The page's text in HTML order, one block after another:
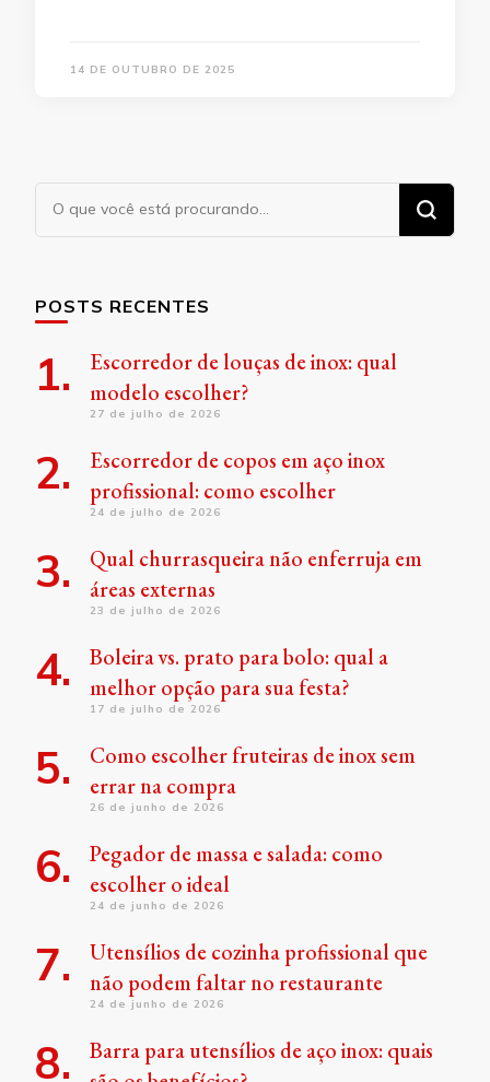
14 DE OUTUBRO DE 2025
Procurando
algo?
POSTS RECENTES
Escorredor de louças de inox: qual
modelo escolher?
27 de julho de 2026
Escorredor de copos em aço inox
profissional: como escolher
24 de julho de 2026
Qual churrasqueira não enferruja em
áreas externas
23 de julho de 2026
Boleira vs. prato para bolo: qual a
melhor opção para sua festa?
17 de julho de 2026
Como escolher fruteiras de inox sem
errar na compra
26 de junho de 2026
Pegador de massa e salada: como
escolher o ideal
24 de junho de 2026
Utensílios de cozinha profissional que
não podem faltar no restaurante
24 de junho de 2026
Barra para utensílios de aço inox: quais